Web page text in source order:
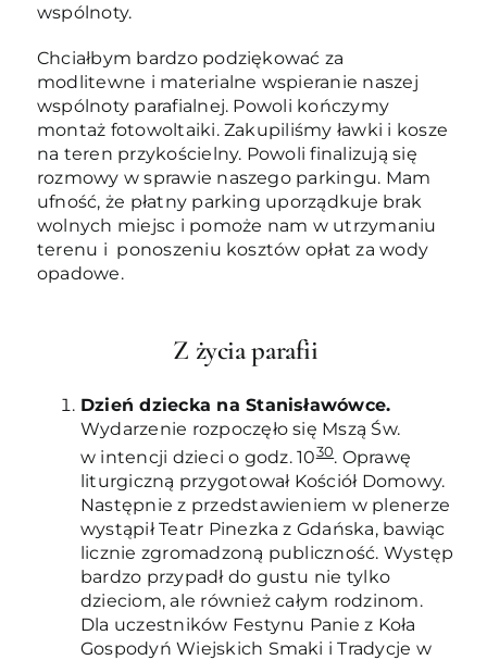
wspólnoty.
Chciałbym bardzo podziękować za
modlitewne i materialne wspieranie naszej
wspólnoty parafialnej. Powoli kończymy
montaż fotowoltaiki. Zakupiliśmy ławki i kosze
na teren przykościelny. Powoli finalizują się
rozmowy w sprawie naszego parkingu. Mam
ufność, że płatny parking uporządkuje brak
wolnych miejsc i pomoże nam w utrzymaniu
terenu i ponoszeniu kosztów opłat za wody
opadowe.
Z życia parafii
Dzień dziecka na Stanisławówce.
Wydarzenie rozpoczęło się Mszą Św.
w intencji dzieci o godz. 1030. Oprawę
liturgiczną przygotował Kościół Domowy.
Następnie z przedstawieniem w plenerze
wystąpił Teatr Pinezka z Gdańska, bawiąc
licznie zgromadzoną publiczność. Występ
bardzo przypadł do gustu nie tylko
dzieciom, ale również całym rodzinom.
Dla uczestników Festynu Panie z Koła
Gospodyń Wiejskich Smaki i Tradycje w